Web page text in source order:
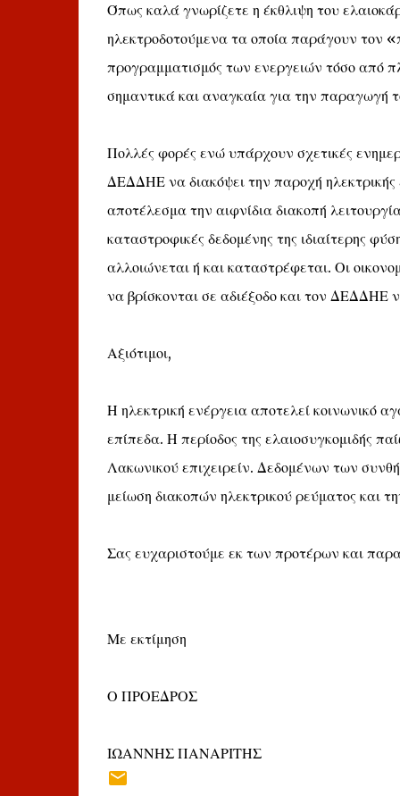
Όπως καλά γνωρίζετε η έκθλιψη του
ηλεκτροδοτούμενα τα οποία παράγουν τον
προγραμματισμός των ενεργειών τόσο από
σημαντικά και αναγκαία για την παραγωγή
Πολλές φορές ενώ υπάρχουν σχετικές
ΔΕΔΔΗΕ να διακόψει την παροχή
αποτέλεσμα την αιφνίδια διακοπή
καταστροφικές δεδομένης της ιδιαίτερης
αλλοιώνεται ή και καταστρέφεται. Οι
να βρίσκονται σε αδιέξοδο και τον ΔΕΔΔΗΕ
Αξιότιμοι,
Η ηλεκτρική ενέργεια αποτελεί κοινωνικό
επίπεδα. Η περίοδος της ελαιοσυγκομιδής
Λακωνικού επιχειρείν. Δεδομένων των
μείωση διακοπών ηλεκτρικού ρεύματος και
Σας ευχαριστούμε εκ των προτέρων και
Με εκτίμηση
Ο ΠΡΟΕΔΡΟΣ
ΙΩΑΝΝΗΣ ΠΑΝΑΡΙΤΗΣ